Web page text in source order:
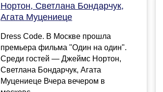
Нортон, Светлана Бондарчук,
Агата Муцениеце
Dress Code. В Москве прошла
премьера фильма "Один на один".
Среди гостей — Джеймс Нортон,
Светлана Бондарчук, Агата
Муцениеце Вчера вечером в